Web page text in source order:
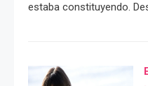
estaba constituyendo.